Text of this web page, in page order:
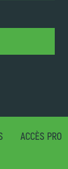
ACCÈS PRO